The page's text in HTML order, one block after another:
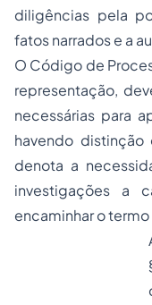
diligências pela
fatos narrados e a
O Código de
representação,
necessárias para
havendo
denota a
investigações a
encaminhar o